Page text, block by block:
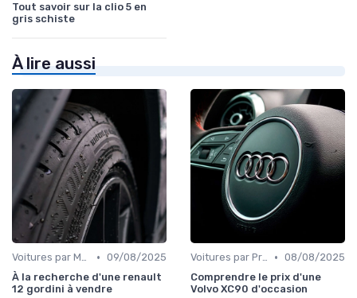
Tout savoir sur la clio 5 en
gris schiste
À lire aussi
Voitures par Marque • 09/08/2025
À la recherche d'une renault
12 gordini à vendre
Voitures par Prix • 08/08/2025
Comprendre le prix d'une
Volvo XC90 d'occasion